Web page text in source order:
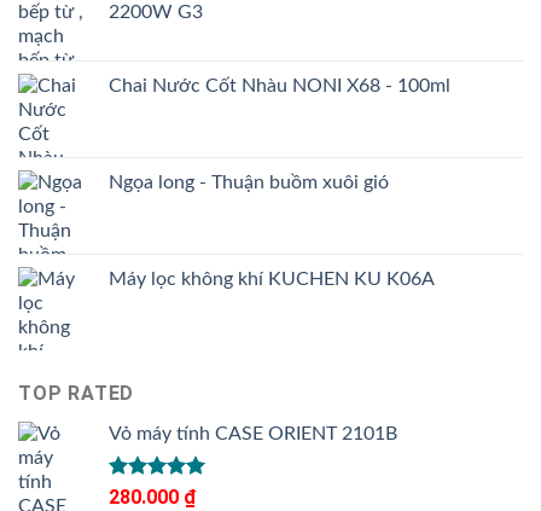
2200W G3
Chai Nước Cốt Nhàu NONI X68 - 100ml
Ngọa long - Thuận buồm xuôi gió
Máy lọc không khí KUCHEN KU K06A
TOP RATED
Vỏ máy tính CASE ORIENT 2101B
Được xếp
280.000 ₫